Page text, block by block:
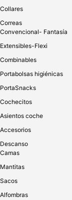
regularidad. La
numerosas
tanto como desee?
aceites esenciales
más de lo sugerido.
Cada bomba
Masajea
completamente
¿Cuánto tiempo
efecto inmediato.
depende de la
desodorante? Sí,
razas de pelo
para mascotas con
Collares
Correas
Convencional- Fantasía
Extensibles-Flexi
Combinables
Portabolsas higiénicas
PortaSnacks
Cochecitos
Asientos coche
Accesorios
Descanso
Camas
Mantitas
Sacos
Alfombras